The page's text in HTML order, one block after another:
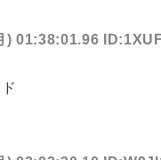
) 01:38:01.96